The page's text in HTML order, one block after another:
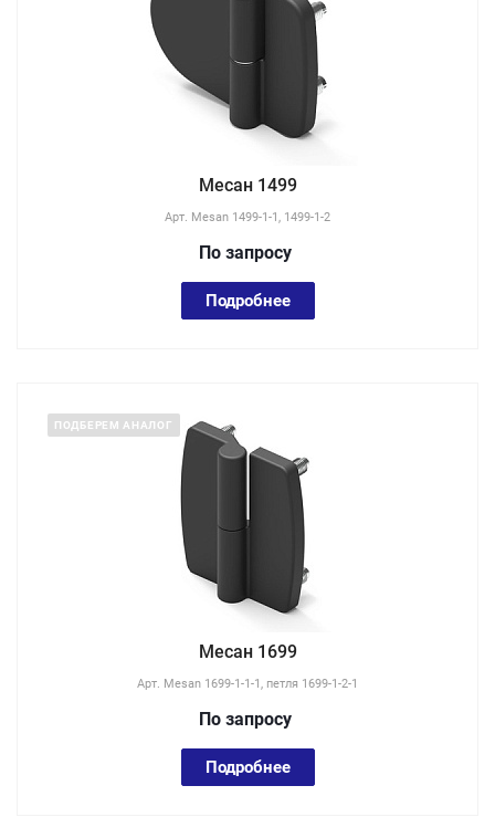
Месан 1499
Арт. Mesan 1499-1-1, 1499-1-2
По запросу
Подробнее
ПОДБЕРЕМ АНАЛОГ
Месан 1699
Арт. Mesan 1699-1-1-1, петля 1699-1-2-1
По запросу
Подробнее